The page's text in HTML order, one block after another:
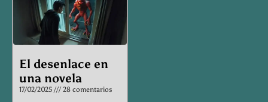
El desenlace en
una novela
17/02/2025 28 comentarios